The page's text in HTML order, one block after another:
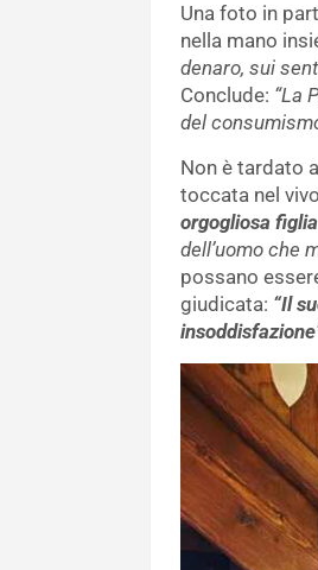
Una foto in
nella mano
denaro, sui
Conclude: “La
del
Non è tardato
toccata nel
orgogliosa
dell’uomo che
possano
giudicata: “Il